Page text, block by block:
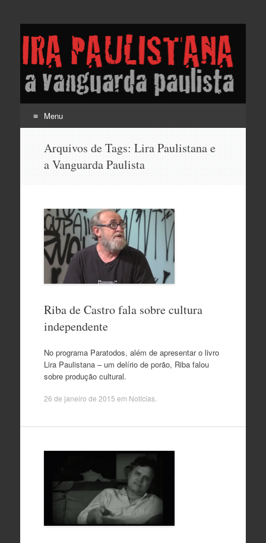
Lira Paulistana e a
vanguarda paulista
Menu
Arquivos de Tags: Lira Paulistana e
a Vanguarda Paulista
Riba de Castro fala sobre cultura
independente
No programa Paratodos, além de apresentar o livro
Lira Paulistana – um delírio de porão, Riba falou
sobre produção cultural.
26 de janeiro de 2015 em Notícias.